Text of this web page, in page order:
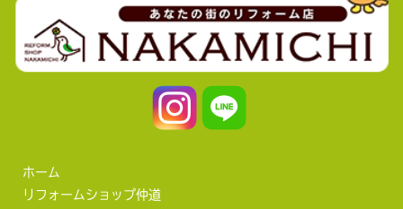
ホーム
リフォームショップ仲道